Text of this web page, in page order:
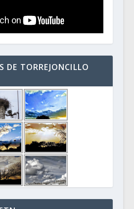
DE TORREJONCILLO